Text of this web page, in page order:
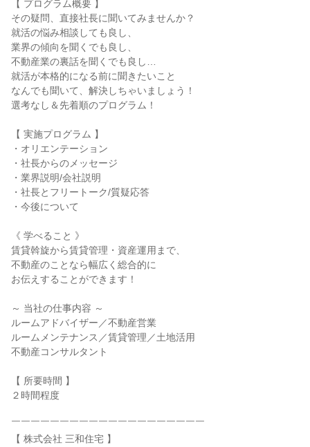
【 プログラム概要 】
その疑問、直接社長に聞いてみませんか？
就活の悩み相談しても良し、
業界の傾向を聞くでも良し、
不動産業の裏話を聞くでも良し…
就活が本格的になる前に聞きたいこと
なんでも聞いて、解決しちゃいましょう！
選考なし＆先着順のプログラム！
【 実施プログラム 】
・オリエンテーション
・社長からのメッセージ
・業界説明/会社説明
・社長とフリートーク/質疑応答
・今後について
《 学べること 》
賃貸斡旋から賃貸管理・資産運用まで、
不動産のことなら幅広く総合的に
お伝えすることができます！
～ 当社の仕事内容 ～
ルームアドバイザー／不動産営業
ルームメンテナンス／賃貸管理／土地活用
不動産コンサルタント
【 所要時間 】
２時間程度
￣￣￣￣￣￣￣￣￣￣￣￣￣￣￣￣￣￣￣￣
【 株式会社 三和住宅 】